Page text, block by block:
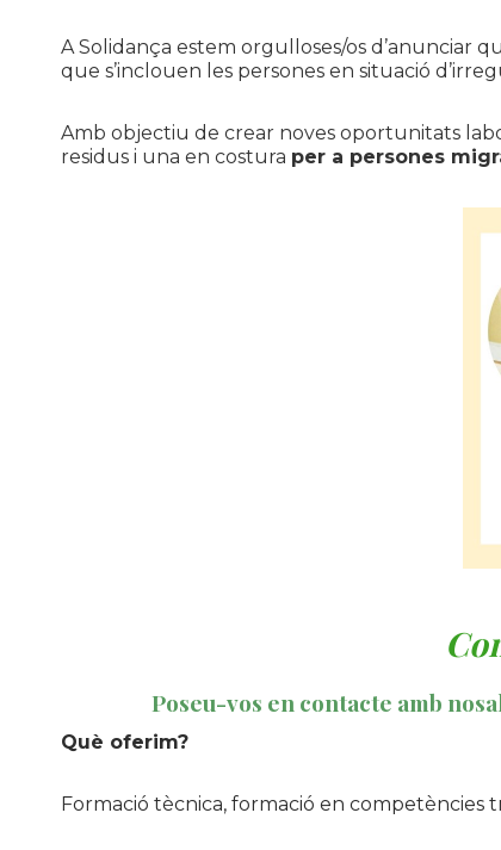
A Solidança estem orgulloses/os d’anunciar
que s’inclouen les persones en situació
Amb objectiu de crear noves oportunitats
residus i una en costura per a persones
Poseu-vos en contacte amb
Què oferim?
Formació tècnica, formació en competències